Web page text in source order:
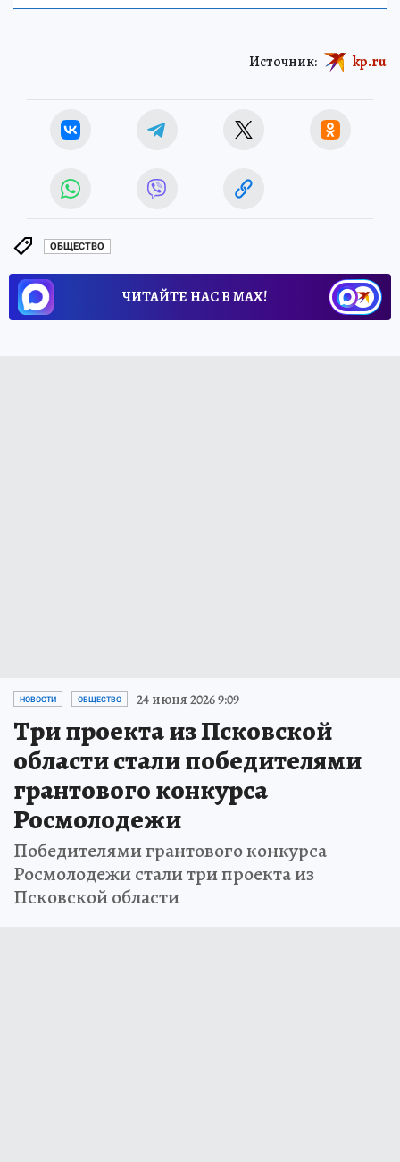
Источник: kp.ru
ОБЩЕСТВО
ЧИТАЙТЕ НАС В МАХ!
НОВОСТИ ОБЩЕСТВО 24 июня 2026 9:09
Три проекта из Псковской
области стали победителями
грантового конкурса
Росмолодежи
Победителями грантового конкурса
Росмолодежи стали три проекта из
Псковской области